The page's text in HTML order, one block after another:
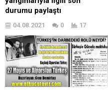
durumu paylaştı
04.08.2021 0 17